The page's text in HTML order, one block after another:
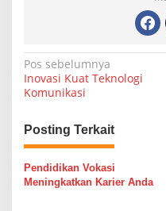
N
a
i
g
a
Pos sebelumnya
Inovasi Kuat Teknologi
Komunikasi
Posting Terkait
Pendidikan Vokasi
Meningkatkan Karier Anda